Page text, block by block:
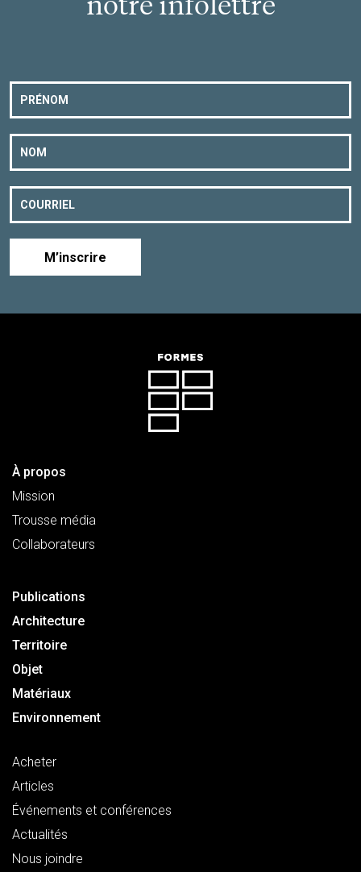
M’inscrire
À propos
Mission
Trousse média
Collaborateurs
Publications
Architecture
Territoire
Objet
Matériaux
Environnement
Acheter
Articles
Événements et conférences
Actualités
Nous joindre